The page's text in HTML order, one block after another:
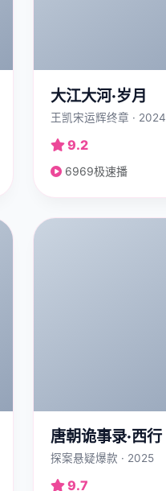
大江大河·岁月
王凯宋运辉终章 · 2024
9.2
6969极速播
唐朝诡事录·西行
探案悬疑爆款 · 2025
9.7